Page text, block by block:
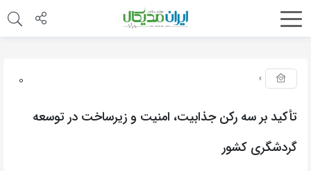
0
تأکید بر سه رکن جذابیت، امنیت و زیرساخت در توسعه
گردشگری کشور